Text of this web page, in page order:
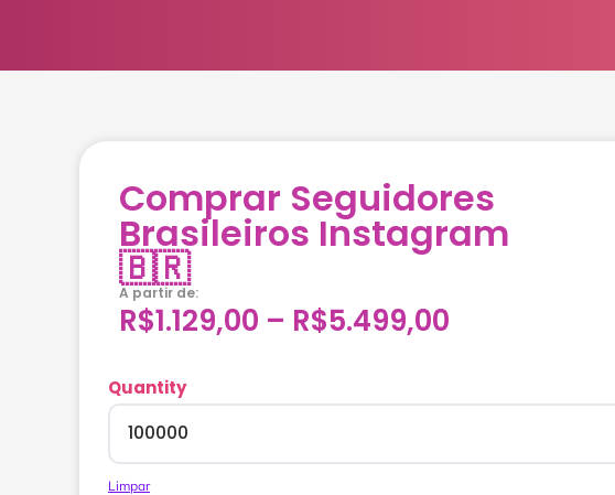
Comprar Seguidores
Brasileiros Instagram
🇧🇷
A partir de:
R$1.129,00 – R$5.499,00
Quantity
Limpar